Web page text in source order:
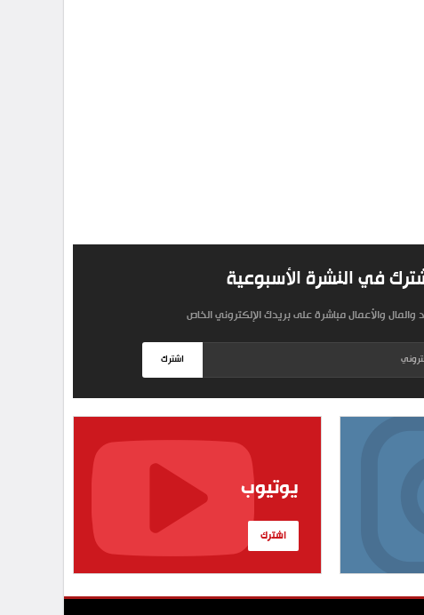
في النشرة الأسبوعية
والمال والأعمال مباشرة على بريدك الإلكتروني الخاص
اشترك
يوتيوب
اشترك